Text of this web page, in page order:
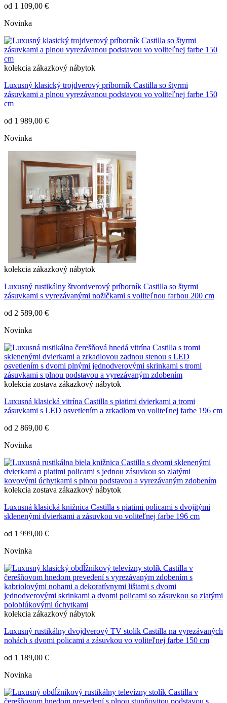
od 1 109,00 €
Novinka
kolekcia zákazkový nábytok
Luxusný klasický trojdverový príborník Castilla so štyrmi
zásuvkami a plnou vyrezávanou podstavou vo voliteľnej farbe 150
cm
od 1 989,00 €
Novinka
kolekcia zákazkový nábytok
Luxusný rustikálny štvordverový príborník Castilla so štyrmi
zásuvkami s vyrezávanými nožičkami s voliteľnou farbou 200 cm
od 2 589,00 €
Novinka
kolekcia zostava zákazkový nábytok
Luxusná klasická vitrína Castilla s piatimi dvierkami a tromi
zásuvkami s LED osvetlením a zrkadlom vo voliteľnej farbe 196 cm
od 2 869,00 €
Novinka
kolekcia zostava zákazkový nábytok
Luxusná klasická knižnica Castilla s piatimi policami s dvojitými
sklenenými dvierkami a zásuvkou vo voliteľnej farbe 196 cm
od 1 999,00 €
Novinka
kolekcia zákazkový nábytok
Luxusný rustikálny dvojdverový TV stolík Castilla na vyrezávaných
nohách s dvomi policami a zásuvkou vo voliteľnej farbe 150 cm
od 1 189,00 €
Novinka